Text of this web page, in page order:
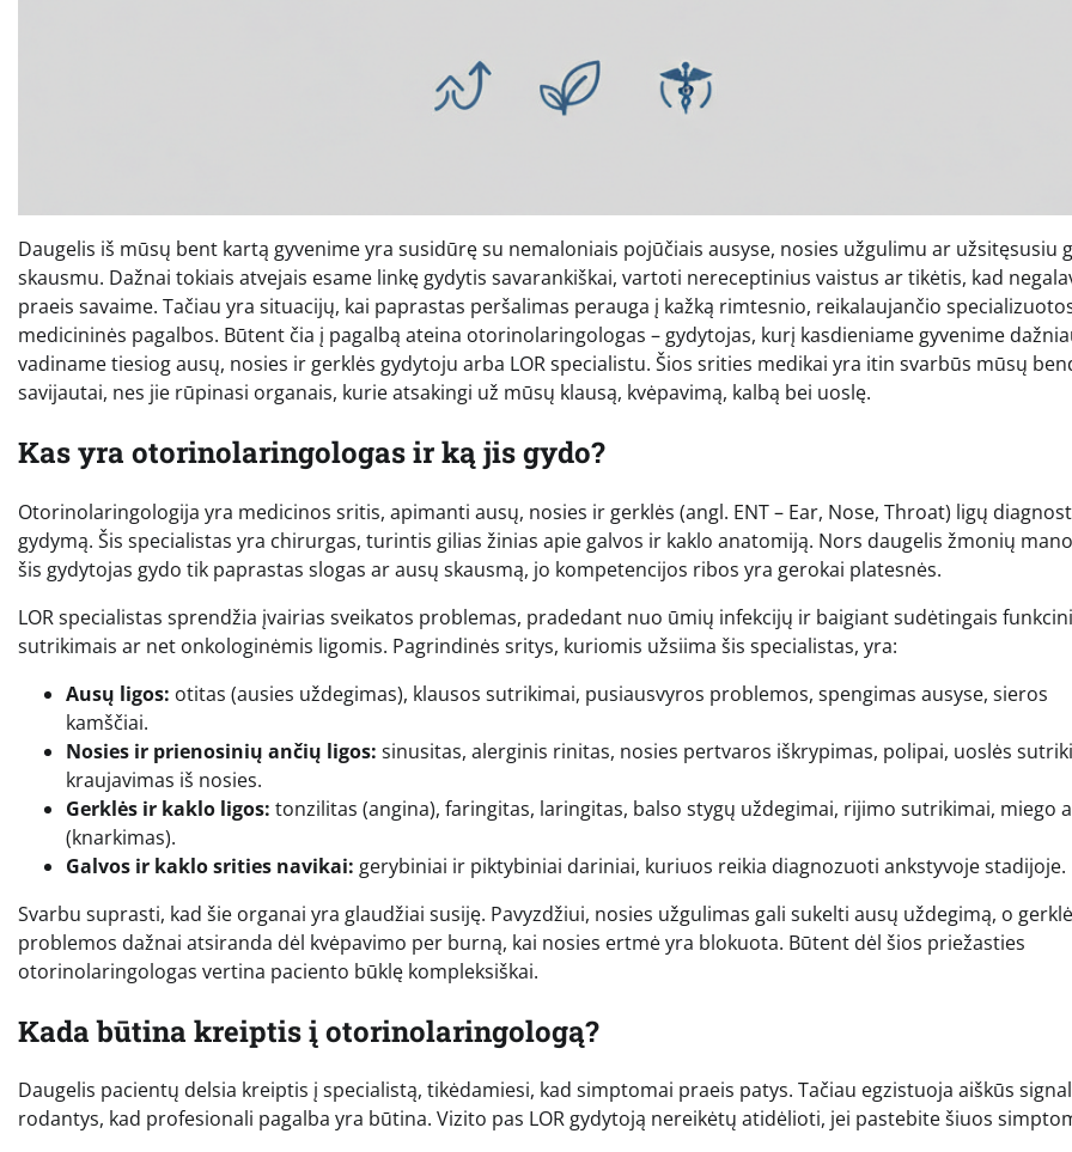
Daugelis iš mūsų bent kartą gyvenime yra susidūrę su nemaloniais pojūčiais ausyse, nosies užgulimu ar užsitęsusiu
skausmu. Dažnai tokiais atvejais esame linkę gydytis savarankiškai, vartoti nereceptinius vaistus ar tikėtis, kad
praeis savaime. Tačiau yra situacijų, kai paprastas peršalimas perauga į kažką rimtesnio, reikalaujančio
medicininės pagalbos. Būtent čia į pagalbą ateina otorinolaringologas – gydytojas, kurį kasdieniame gyvenime
vadiname tiesiog ausų, nosies ir gerklės gydytoju arba LOR specialistu. Šios srities medikai yra itin svarbūs mūsų
savijautai, nes jie rūpinasi organais, kurie atsakingi už mūsų klausą, kvėpavimą, kalbą bei uoslę.
Kas yra otorinolaringologas ir ką jis gydo?
Otorinolaringologija yra medicinos sritis, apimanti ausų, nosies ir gerklės (angl. ENT – Ear, Nose, Throat) ligų
gydymą. Šis specialistas yra chirurgas, turintis gilias žinias apie galvos ir kaklo anatomiją. Nors daugelis žmonių
šis gydytojas gydo tik paprastas slogas ar ausų skausmą, jo kompetencijos ribos yra gerokai platesnės.
LOR specialistas sprendžia įvairias sveikatos problemas, pradedant nuo ūmių infekcijų ir baigiant sudėtingais
sutrikimais ar net onkologinėmis ligomis. Pagrindinės sritys, kuriomis užsiima šis specialistas, yra:
Ausų ligos: otitas (ausies uždegimas), klausos sutrikimai, pusiausvyros problemos, spengimas ausyse, sieros
kamščiai.
Nosies ir prienosinių ančių ligos: sinusitas, alerginis rinitas, nosies pertvaros iškrypimas, polipai, uoslės
kraujavimas iš nosies.
Gerklės ir kaklo ligos: tonzilitas (angina), faringitas, laringitas, balso stygų uždegimai, rijimo sutrikimai, miego
(knarkimas).
Galvos ir kaklo srities navikai: gerybiniai ir piktybiniai dariniai, kuriuos reikia diagnozuoti ankstyvoje stadijoje.
Svarbu suprasti, kad šie organai yra glaudžiai susiję. Pavyzdžiui, nosies užgulimas gali sukelti ausų uždegimą, o
problemos dažnai atsiranda dėl kvėpavimo per burną, kai nosies ertmė yra blokuota. Būtent dėl šios priežasties
otorinolaringologas vertina paciento būklę kompleksiškai.
Kada būtina kreiptis į otorinolaringologą?
Daugelis pacientų delsia kreiptis į specialistą, tikėdamiesi, kad simptomai praeis patys. Tačiau egzistuoja aiškūs
rodantys, kad profesionali pagalba yra būtina. Vizito pas LOR gydytoją nereikėtų atidėlioti, jei pastebite šiuos